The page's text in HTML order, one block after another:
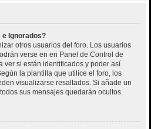
e Ignorados?
otros usuarios del foro. Los usuarios
verse en en Panel de Control de
ver si están identificados y poder así
la plantilla que utilice el foro, los
visualizarse resaltados. Si añade un
sus mensajes quedarán ocultos.